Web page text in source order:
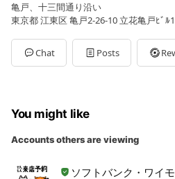
亀戸、十三間通り沿い
東京都 江東区 亀戸2-26-10 立花亀戸ﾋﾞﾙ
Chat Posts
You might like
Accounts others are viewing
ソフトバンク・ワイ